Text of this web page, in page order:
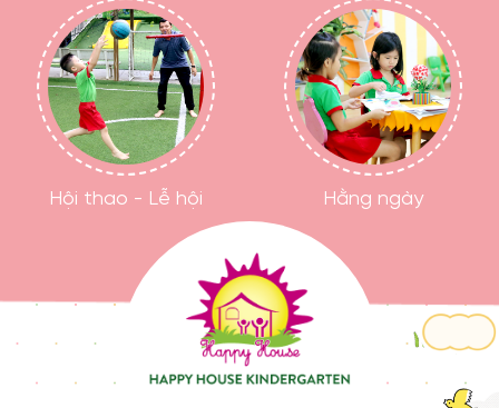
Hội thao - Lễ hội Hằng ngày